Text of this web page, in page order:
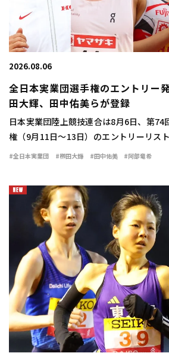
2026.08.06
全日本実業団選手権のエントリー
田大輝、田中佑美らが登録
日本実業団陸上競技連合は8月6日、第74
権（9月11日～13日）のエントリーリス
日本選手権男子100mに優勝した多田修平
#全日本実業団 #栁田大輝 #田中佑美 #阿部竜希